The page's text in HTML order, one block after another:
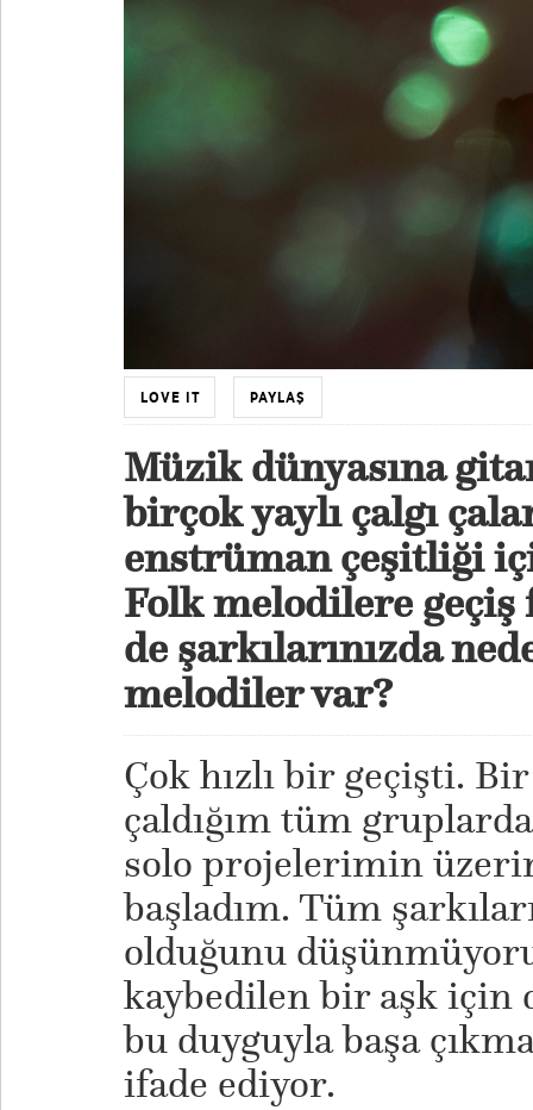
LOVE IT PAYLAŞ
Müzik dünyasına
birçok yaylı çalgı
enstrüman çeşitliği
Folk melodilere
de şarkılarınızda
melodiler var?
Çok hızlı bir geçişti.
çaldığım tüm
solo projelerimin
başladım. Tüm
olduğunu
kaybedilen bir aşk için
bu duyguyla başa
ifade ediyor.